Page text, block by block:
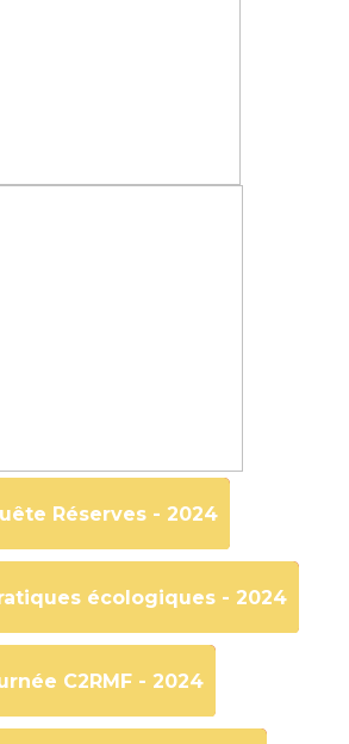
Réserves - 2024
écologiques - 2024
C2RMF - 2024